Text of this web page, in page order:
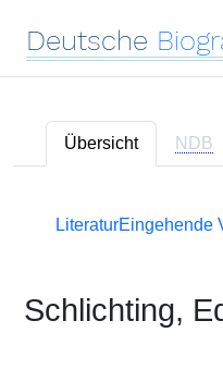
Deutsche
Übersicht NDB
LiteraturEingehende
Schlichting,